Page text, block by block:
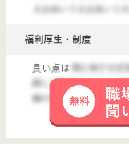
給料多め 休み多め 育休・産休
【本笠寺(愛知県)】